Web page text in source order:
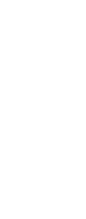
riferirsi sempre ai siti